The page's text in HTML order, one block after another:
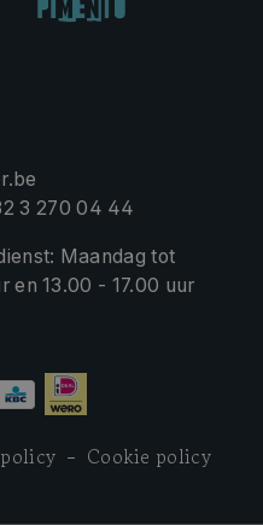
3 270 04 44
Maandag tot
en 13.00 - 17.00 uur
Cookie policy